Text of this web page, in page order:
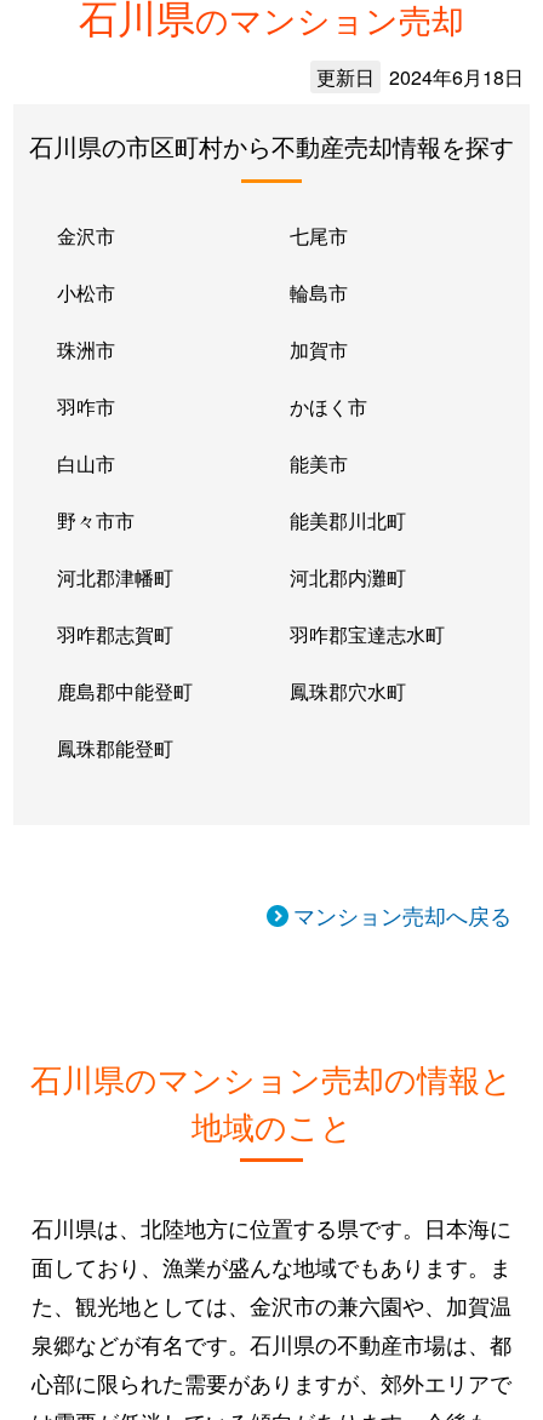
石川県のマンション売却
更新日 2024年6月18日
石川県の市区町村から不動産売却情報を探す
金沢市 七尾市
小松市 輪島市
珠洲市 加賀市
羽咋市 かほく市
白山市 能美市
野々市市 能美郡川北町
河北郡津幡町 河北郡内灘町
羽咋郡志賀町 羽咋郡宝達志水町
鹿島郡中能登町 鳳珠郡穴水町
鳳珠郡能登町
マンション売却へ戻る
石川県のマンション売却の情報と
地域のこと
石川県は、北陸地方に位置する県です。日本海に
面しており、漁業が盛んな地域でもあります。ま
た、観光地としては、金沢市の兼六園や、加賀温
泉郷などが有名です。石川県の不動産市場は、都
心部に限られた需要がありますが、郊外エリアで